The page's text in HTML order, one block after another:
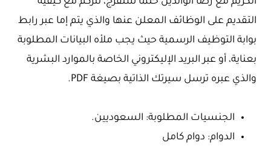
التقديم على الوظائف المعلن عنها والذي يتم إما عبر رابط
بوابة التوظيف الرسمية حيث يجب ملأه البيانات المطلوبة
بعناية، أو عبر البريد الإليكتروني الخاصة بالموارد البشرية
والذي عبره ترسل سيرتك الذاتية بصيغة PDF.
الجنسيات المطلوبة: السعوديين.
الدوام: دوام كامل